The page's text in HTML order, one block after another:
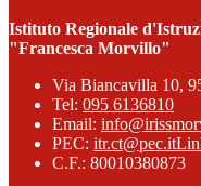
Istituto Regionale
"Francesca Morvillo"
Via Biancavilla 10,
Tel: 095 6136810
Email:
PEC: itr.ct@pec.it
C.F.: 80010380873